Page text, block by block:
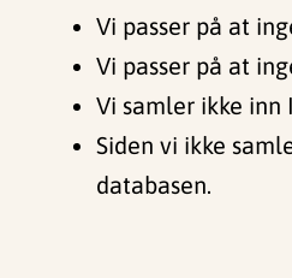
Vi passer på at
Vi passer på at
Vi samler ikke inn
Siden vi ikke
databasen.